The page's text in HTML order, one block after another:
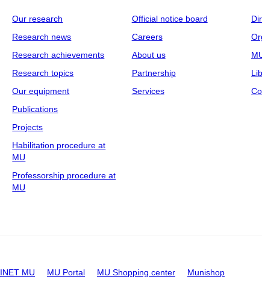
Our research
Research news
Research achievements
Research topics
Our equipment
Publications
Projects
Habilitation procedure at
MU
Professorship procedure at
MU
Official notice board
Careers
About us
Partnership
Services
INET MU MU Portal MU Shopping center Munishop